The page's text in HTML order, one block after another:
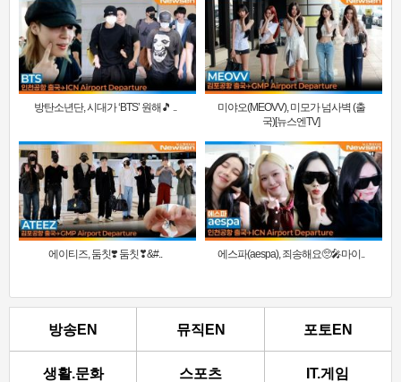
방탄소년단, 시대가 ‘BTS’ 원해🎵 ..
미야오(MEOVV), 미모가 넘사벽 (출
국)[뉴스엔TV]
에이티즈, 둠칫❣️ 둠칫❣&#.. 에스파(aespa), 죄송해요🥺🎤마이..
방송EN 뮤직EN 포토EN
생활.문화 스포츠 IT.게임